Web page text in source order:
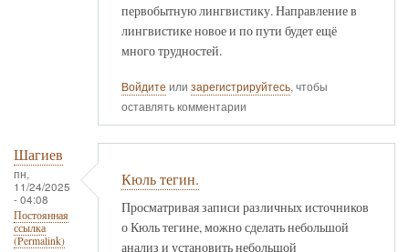
первобытную лингвистику. Направление в
лингвистике новое и по пути будет ещё
много трудностей.
Войдите или зарегистрируйтесь, чтобы
оставлять комментарии
Шагиев
пн,
11/24/2025
- 04:08
Постоянная
ссылка
(Permalink)
Кюль тегин.
Просматривая записи различных источников
о Кюль тегине, можно сделать небольшой
анализ и установить небольшой